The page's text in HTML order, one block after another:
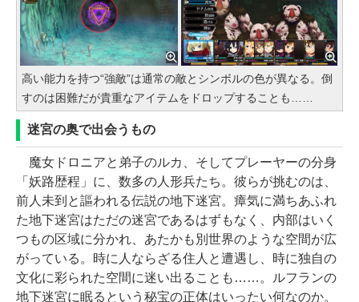
高い能力を持つ“強敵”は通常の敵とシンボルの色が異なる。倒
すのは困難だが貴重なアイテムをドロップすることも……
迷宮の奥で出会うもの
魔女ドロニアと弟子のルカ、そしてプレーヤーの分身
「妖路歴程」に、数多の人形兵たち。彼らが挑むのは、
前人未到と謳われる伝説の地下迷宮。瘴気に満ちあふれ
た地下迷宮はただの迷宮であるはずもなく、内部はいく
つもの区域に分かれ、あたかも別世界のような空間が広
がっている。時に人ならざる住人と遭遇し、時に独自の
文化に彩られた空間に迷い出ることも……。ルフランの
地下迷宮に眠るという秘宝の正体はいったい何なのか。